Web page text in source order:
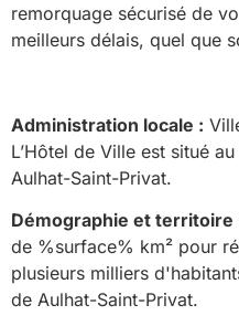
remorquage sécurisé de
meilleurs délais, quel que
Administration locale :
L’Hôtel de Ville est situé
Aulhat-Saint-Privat.
Démographie et territoire
de %surface% km² pour
plusieurs milliers
de Aulhat-Saint-Privat.